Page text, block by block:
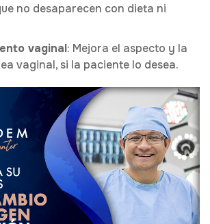
no desaparecen con dieta ni
vaginal: Mejora el aspecto y la
vaginal, si la paciente lo desea.